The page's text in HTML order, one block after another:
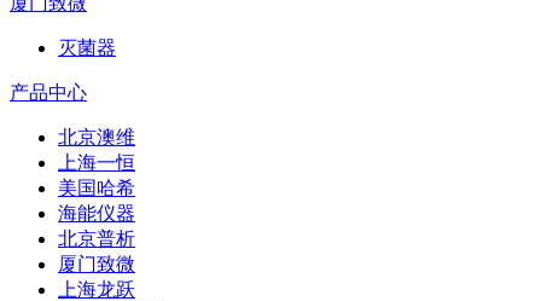
灭菌器
产品中心
北京澳维
上海一恒
美国哈希
海能仪器
北京普析
厦门致微
上海龙跃